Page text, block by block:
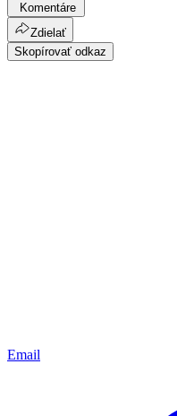
Komentáre
Zdielať
Skopírovať odkaz
Email